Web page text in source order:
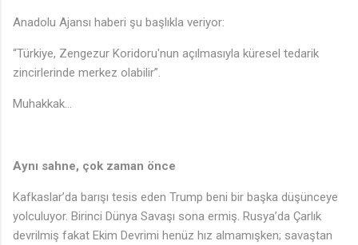
Anadolu Ajansı haberi şu başlıkla veriyor:
“Türkiye, Zengezur Koridoru'nun açılmasıyla küresel tedarik
zincirlerinde merkez olabilir”.
Muhakkak…
Aynı sahne, çok zaman önce
Kafkaslar’da barışı tesis eden Trump beni bir başka düşünceye
yolculuyor. Birinci Dünya Savaşı sona ermiş. Rusya’da Çarlık
devrilmiş fakat Ekim Devrimi henüz hız almamışken; savaştan